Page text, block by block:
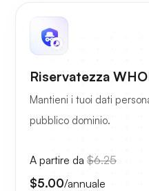
Riservatezza
Mantieni i tuoi dati
pubblico dominio.
A partire da $6.25
$5.00/annuale